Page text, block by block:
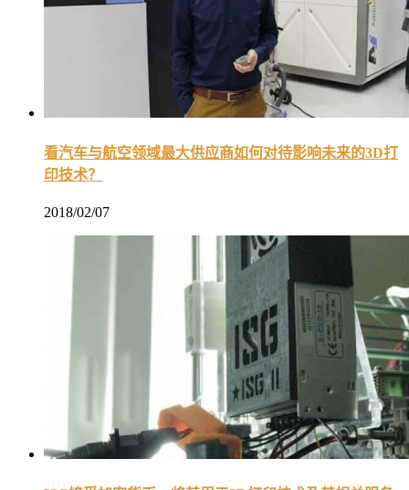
看汽车与航空领域最大供应商如何对待影响未来的3D打
印技术？
2018/02/07